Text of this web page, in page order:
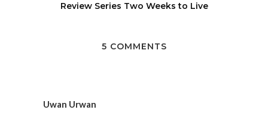
Review Series Two Weeks to Live
5 COMMENTS
Uwan Urwan